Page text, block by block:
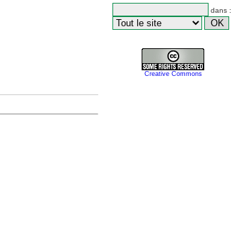
dans :
Creative Commons